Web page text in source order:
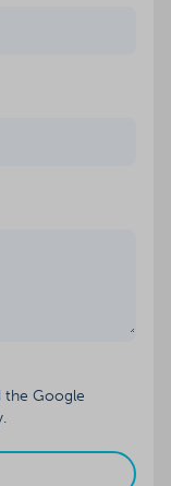
the Google